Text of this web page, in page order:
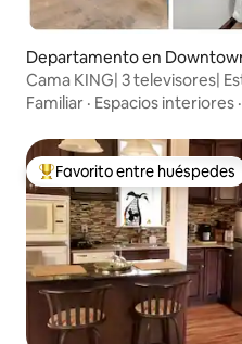
Departamento en
Cama KING| 3 televisores|
Fogata| Gimnasio 24 horas
Familiar · Espacios interiores ·
De los mejores en Favorito
Favorito entre huéspedes